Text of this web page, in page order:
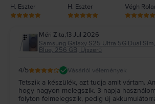
H. Eszter H. Eszter Végh
Méri Zita,13 Jul 2026
Samsung Galaxy S25 Ultra 5G Dual
Blue, 256 GB, Újszerű
4/5 Vásárlói vélemények
Tetszik a készülék, azt tudja amit vártam.
hogy nagyon melegszik. 3 napja
folyton felmelegszik, pedig új